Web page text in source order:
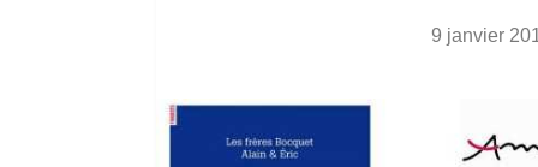
9 janvier